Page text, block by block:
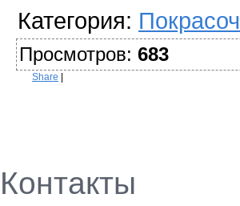
Категория:
Просмотров: 683
Share
Контакты